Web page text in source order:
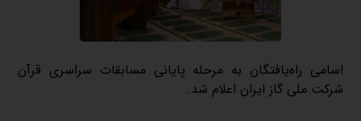
اسامی راه‌یافتگان به مرحله پایانی مسابقات سراسری قرآن
شرکت ملی گاز ایران اعلام شد.